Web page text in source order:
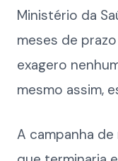
Ministério da
meses de
exagero
mesmo assim,
A campanha